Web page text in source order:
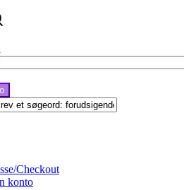
Checkout
konto